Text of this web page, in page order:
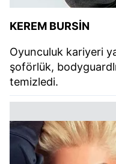
KEREM BURSİN
Oyunculuk kariyeri
şoförlük,
temizledi.